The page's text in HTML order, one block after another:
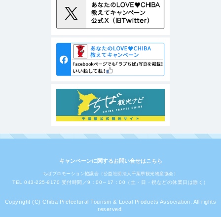
キャンペーンに関するお問い合せはこちら
ちばプロモーション協議会（公益社団法人千葉県観光物産協会）
TEL 043-225-9170 受付時間／9：00～17：00（土・日・祝などの休業日は除く）
Copyright (C) Chiba Prefectural Tourism & Local Products Association. All rights
reserved.